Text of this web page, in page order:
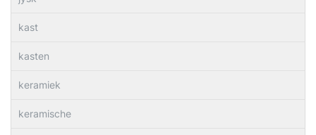
kast
kasten
keramiek
keramische